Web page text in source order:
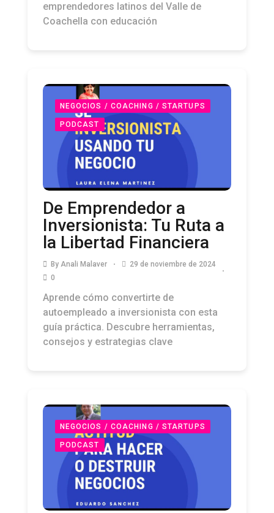
emprendedores latinos del Valle de
Coachella con educación
NEGOCIOS / COACHING / STARTUPS
PODCAST
De Emprendedor a
Inversionista: Tu Ruta a
la Libertad Financiera
By Anali Malaver
29 de noviembre de 2024
0
Aprende cómo convertirte de
autoempleado a inversionista con esta
guía práctica. Descubre herramientas,
consejos y estrategias clave
NEGOCIOS / COACHING / STARTUPS
PODCAST